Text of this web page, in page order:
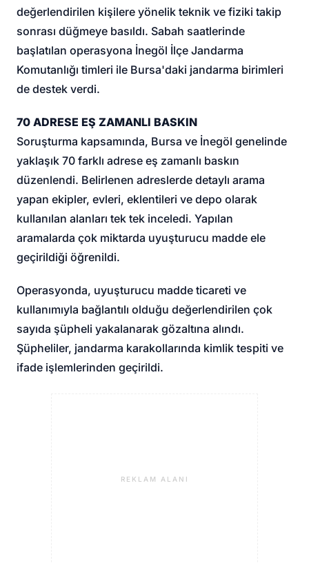
değerlendirilen kişilere yönelik teknik ve fiziki takip
sonrası düğmeye basıldı. Sabah saatlerinde
başlatılan operasyona İnegöl İlçe Jandarma
Komutanlığı timleri ile Bursa'daki jandarma birimleri
de destek verdi.
70 ADRESE EŞ ZAMANLI BASKIN
Soruşturma kapsamında, Bursa ve İnegöl genelinde
yaklaşık 70 farklı adrese eş zamanlı baskın
düzenlendi. Belirlenen adreslerde detaylı arama
yapan ekipler, evleri, eklentileri ve depo olarak
kullanılan alanları tek tek inceledi. Yapılan
aramalarda çok miktarda uyuşturucu madde ele
geçirildiği öğrenildi.
Operasyonda, uyuşturucu madde ticareti ve
kullanımıyla bağlantılı olduğu değerlendirilen çok
sayıda şüpheli yakalanarak gözaltına alındı.
Şüpheliler, jandarma karakollarında kimlik tespiti ve
ifade işlemlerinden geçirildi.
REKLAM ALANI